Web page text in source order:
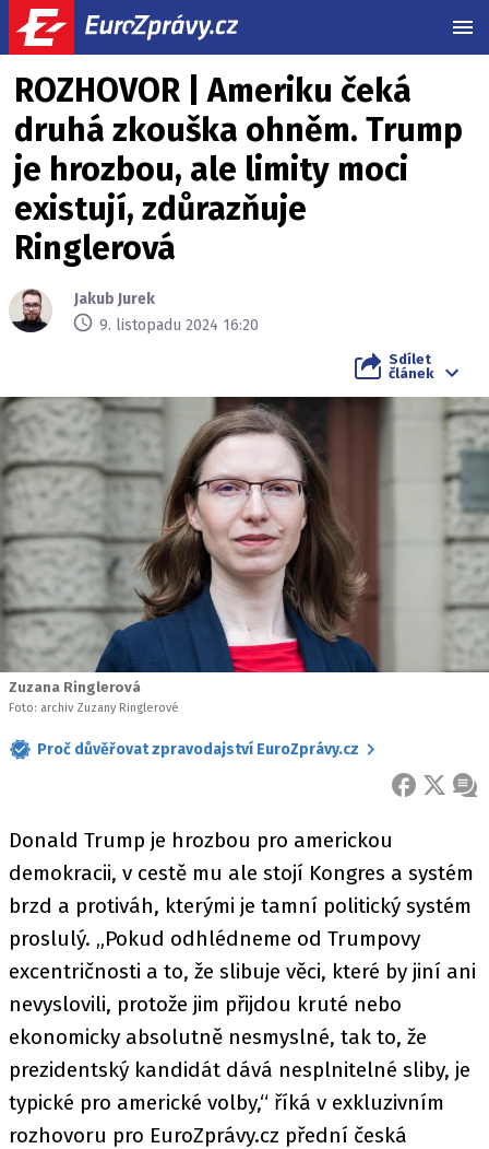
ROZHOVOR | Ameriku čeká
druhá zkouška ohněm. Trump
je hrozbou, ale limity moci
existují, zdůrazňuje
Ringlerová
Jakub Jurek
9. listopadu 2024 16:20
Sdílet
článek
Zuzana Ringlerová
Foto: archiv Zuzany Ringlerové
Proč důvěřovat zpravodajství EuroZprávy.cz
FACEBOOK
X
Donald Trump je hrozbou pro americkou
demokracii, v cestě mu ale stojí Kongres a systém
brzd a protiváh, kterými je tamní politický systém
proslulý. „Pokud odhlédneme od Trumpovy
excentričnosti a to, že slibuje věci, které by jiní ani
nevyslovili, protože jim přijdou kruté nebo
ekonomicky absolutně nesmyslné, tak to, že
prezidentský kandidát dává nesplnitelné sliby, je
typické pro americké volby,“ říká v exkluzivním
rozhovoru pro EuroZprávy.cz přední česká